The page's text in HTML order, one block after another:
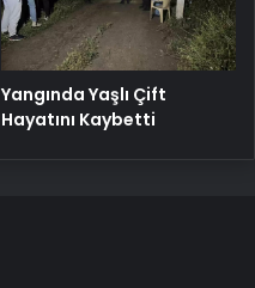
Yangında Yaşlı Çift
Hayatını Kaybetti